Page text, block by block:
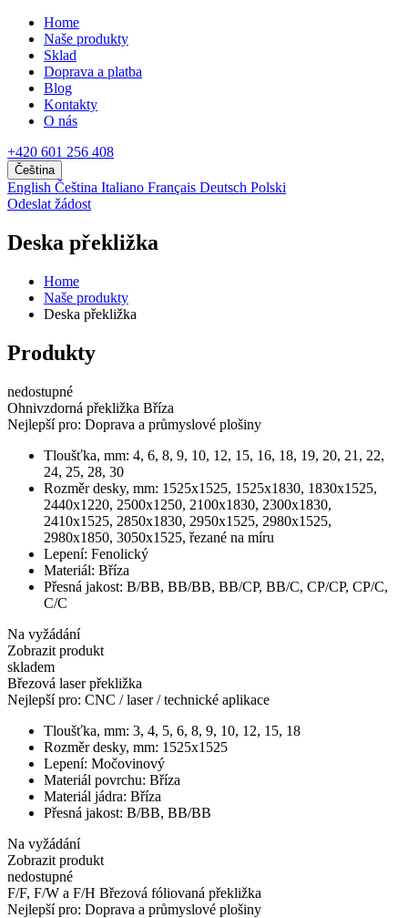
Home
Naše produkty
Sklad
Doprava a platba
Blog
Kontakty
O nás
+420 601 256 408
Čeština
English Čeština Italiano Français Deutsch Polski
Odeslat žádost
Deska překližka
Home
Naše produkty
Deska překližka
Produkty
nedostupné
Ohnivzdorná překližka Bříza
Nejlepší pro: Doprava a průmyslové plošiny
Tloušťka, mm: 4, 6, 8, 9, 10, 12, 15, 16, 18, 19, 20, 21, 22,
24, 25, 28, 30
Rozměr desky, mm: 1525х1525, 1525х1830, 1830х1525,
2440х1220, 2500x1250, 2100х1830, 2300х1830,
2410х1525, 2850х1830, 2950х1525, 2980х1525,
2980х1850, 3050х1525, řezané na míru
Lepení: Fenolický
Materiál: Bříza
Přesná jakost: В/ВВ, ВВ/ВВ, ВB/CP, BB/C, CP/CP, CP/C,
С/С
Na vyžádání
Zobrazit produkt
skladem
Březová laser překližka
Nejlepší pro: CNC / laser / technické aplikace
Tloušťka, mm: 3, 4, 5, 6, 8, 9, 10, 12, 15, 18
Rozměr desky, mm: 1525x1525
Lepení: Močovinový
Materiál povrchu: Bříza
Materiál jádra: Bříza
Přesná jakost: B/BB, BB/BB
Na vyžádání
Zobrazit produkt
nedostupné
F/F, F/W a F/H Březová fóliovaná překližka
Nejlepší pro: Doprava a průmyslové plošiny